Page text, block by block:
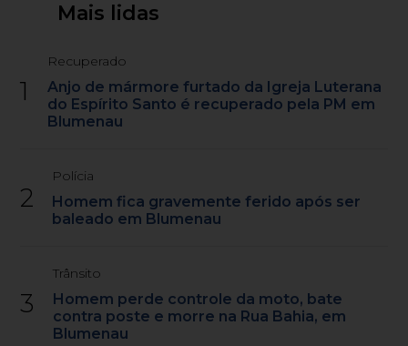
Mais lidas
1
Recuperado
Anjo de mármore furtado da Igreja Luterana
do Espírito Santo é recuperado pela PM em
Blumenau
2
Polícia
Homem fica gravemente ferido após ser
baleado em Blumenau
3
Trânsito
Homem perde controle da moto, bate
contra poste e morre na Rua Bahia, em
Blumenau